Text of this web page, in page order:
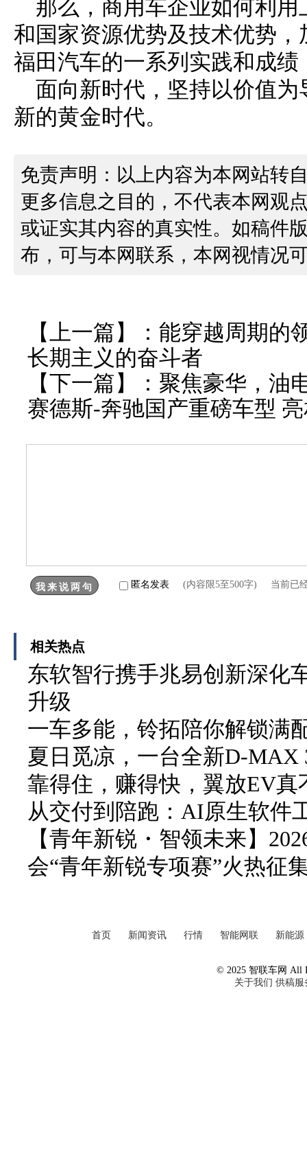
那么，商用车企业如何利
和国家资源优势及技术优势
福田汽车的一系列实践和成
面向新时代，坚持以价值
新的黄金时代。
免责声明：以上内容为本网站转
更多信息之目的，不代表本网观
或证实其内容的真实性。如稿件
布，可与本网联系，本网视情况
【上一篇】： 能穿越周期的
长期主义的奋斗者
【下一篇】： 聚焦豪华，油
赛德斯-奔驰国产重磅车型
匿名发表 (内容限5至500字) 当前已
相关热点
东软智行携手兆易创新深化
升级
一车多能，铃拓陪你解锁满
夏日觅凉，一台全新D-MAX
靠得住，赚得快，翼放EV真
从交付到陪跑：AI原生软件
【青年新锐・智领未来】
会“青年新锐专项赛”火热征
首页 新闻资讯 行情 智能网联 新能源
© 2025 智联车网 All
关于我们 供稿服